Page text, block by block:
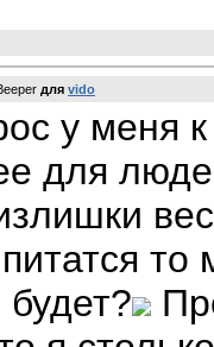
для vido
у меня
для